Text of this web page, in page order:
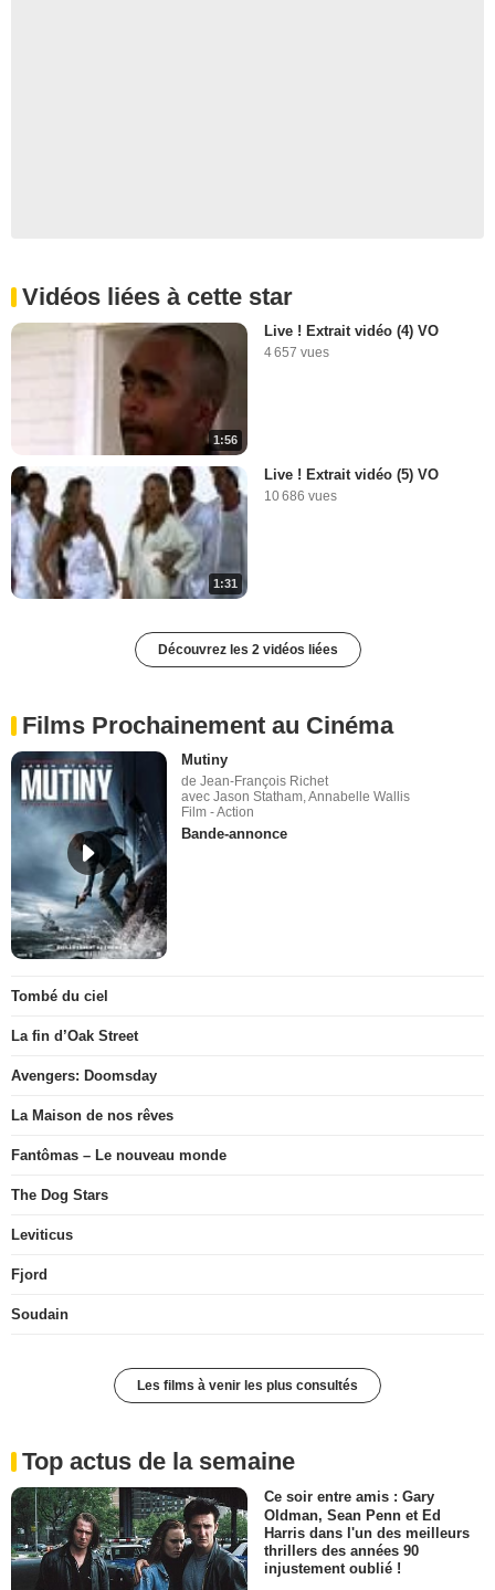
Vidéos liées à cette star
1:56
Live ! Extrait vidéo (4) VO
4 657 vues
1:31
Live ! Extrait vidéo (5) VO
10 686 vues
Découvrez les 2 vidéos liées
Films Prochainement au Cinéma
Mutiny
de Jean-François Richet
avec Jason Statham, Annabelle Wallis
Film - Action
Bande-annonce
Tombé du ciel
La fin d’Oak Street
Avengers: Doomsday
La Maison de nos rêves
Fantômas – Le nouveau monde
The Dog Stars
Leviticus
Fjord
Soudain
Les films à venir les plus consultés
Top actus de la semaine
Ce soir entre amis : Gary
Oldman, Sean Penn et Ed
Harris dans l'un des meilleurs
thrillers des années 90
injustement oublié !